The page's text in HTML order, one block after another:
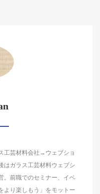
工芸材料会社→ウェブショ
はガラス工芸材料ウェブシ
。前職でのセミナー、イベ
より楽しもう」をモットー